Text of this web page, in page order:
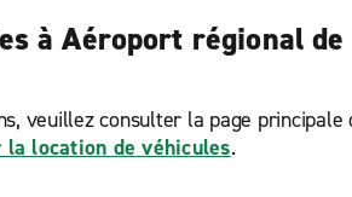
à Aéroport régional
veuillez consulter la page principale
la location de véhicules.